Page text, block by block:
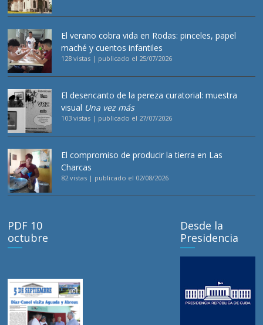
El verano cobra vida en Rodas: pinceles, papel
maché y cuentos infantiles
128 vistas | publicado el 25/07/2026
El desencanto de la pereza curatorial: muestra
visual Una vez más
103 vistas | publicado el 27/07/2026
El compromiso de producir la tierra en Las
Charcas
82 vistas | publicado el 02/08/2026
PDF 10
octubre
Desde la
Presidencia